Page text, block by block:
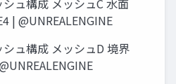
ュ構成 メッシュC 水面
| @UNREALENGINE
ュ構成 メッシュD 境界